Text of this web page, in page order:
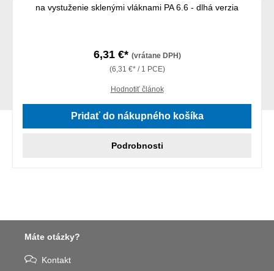
na vystuženie sklenými vláknami PA 6.6 - dlhá verzia
6,31 €* (vrátane DPH)
(6,31 €* / 1 PCE)
Hodnotiť článok
Pridať do nákupného košíka
Podrobnosti
Máte otázky?
Kontakt